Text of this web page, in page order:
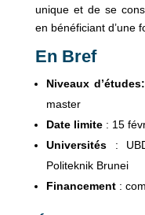
unique et de se
en bénéficiant d’une
En Bref
Niveaux d’études:
master
Date limite: 15
Universités:
Politeknik Brunei
Financement: